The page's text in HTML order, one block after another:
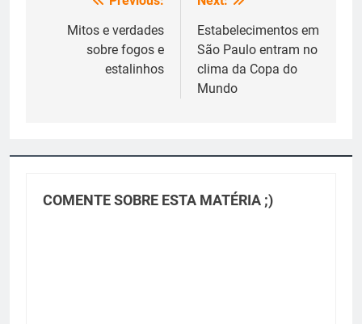
Navegação
Mitos e verdades
sobre fogos e
estalinhos
Estabelecimentos em
São Paulo entram no
clima da Copa do
Mundo
COMENTE SOBRE ESTA MATÉRIA ;)